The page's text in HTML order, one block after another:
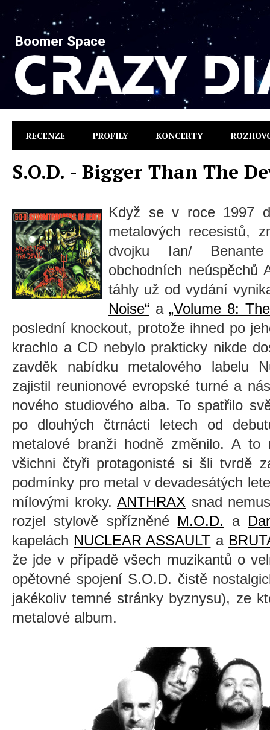
Boomer Space
RECENZE PROFILY KONCERTY
S.O.D. - Bigger Than The
Když se v roce 1997
metalových recesistů,
dvojku Ian/
obchodních neúspěchů
táhly už od vydání
Noise“ a „Volume 8:
poslední knockout, protože ihned po
krachlo a CD nebylo prakticky nikde
zavděk nabídku metalového labelu
zajistil reunionové evropské turné a
nového studiového alba. To spatřilo
po dlouhých čtrnácti letech od
metalové branži hodně změnilo. A
všichni čtyři protagonisté si šli tvrdě
podmínky pro metal v devadesátých
mílovými kroky. ANTHRAX snad
rozjel stylově spřízněné M.O.D. a
kapelách NUCLEAR ASSAULT a
že jde v případě všech muzikantů o
opětovné spojení S.O.D. čistě
jakékoliv temné stránky byznysu), ze
metalové album.